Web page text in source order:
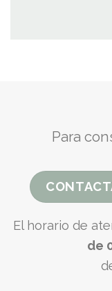
Para
El horario de
de